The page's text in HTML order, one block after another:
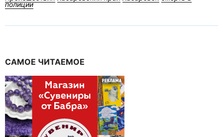
полиции
САМОЕ ЧИТАЕМОЕ